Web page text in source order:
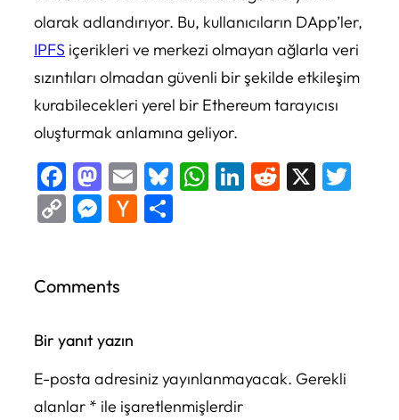
olarak adlandırıyor. Bu, kullanıcıların DApp’ler,
IPFS içerikleri ve merkezi olmayan ağlarla veri
sızıntıları olmadan güvenli bir şekilde etkileşim
kurabilecekleri yerel bir Ethereum tarayıcısı
oluşturmak anlamına geliyor.
Facebook
Mastodon
EmailBluesky
WhatsApp
LinkedIn
Reddit
X
CopyMessenger
Hacker
Comments
Bir yanıt yazın
E-posta adresiniz yayınlanmayacak. Gerekli
alanlar * ile işaretlenmişlerdir